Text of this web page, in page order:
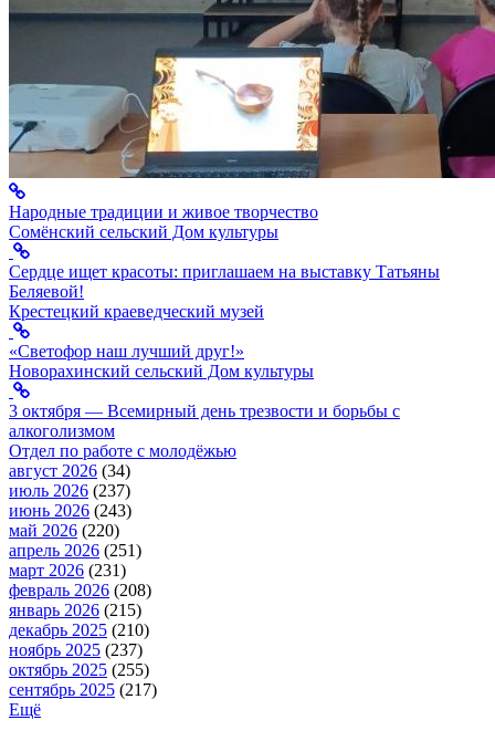
Народные традиции и живое творчество
Сомёнский сельский Дом культуры
Сердце ищет красоты: приглашаем на выставку Татьяны
Беляевой!
Крестецкий краеведческий музей
«Светофор наш лучший друг!»
Новорахинский сельский Дом культуры
3 октября — Всемирный день трезвости и борьбы с
алкоголизмом
Отдел по работе с молодёжью
август 2026 (34)
июль 2026 (237)
июнь 2026 (243)
май 2026 (220)
апрель 2026 (251)
март 2026 (231)
февраль 2026 (208)
январь 2026 (215)
декабрь 2025 (210)
ноябрь 2025 (237)
октябрь 2025 (255)
сентябрь 2025 (217)
Ещё